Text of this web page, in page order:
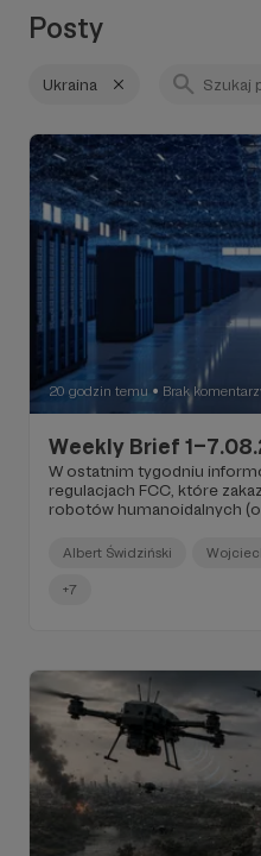
Posty
Ukraina
20 godzin temu ● Brak
Weekly Brief
W ostatnim tygodniu
regulacjach FCC, które
robotów humanoidalnych
Albert Świdziński
+7